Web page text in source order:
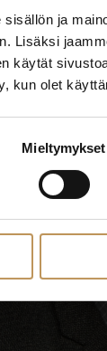
ja
Lisäksi
käytät
kun olet
Mieltymykset